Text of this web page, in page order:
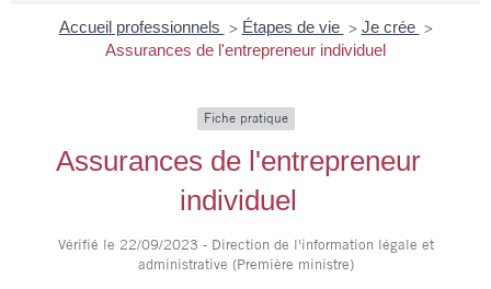
Accueil professionnels > Étapes de vie > Je crée >
Assurances de l'entrepreneur individuel
Fiche pratique
Assurances de l'entrepreneur
individuel
Vérifié le 22/09/2023 - Direction de l'information légale et
administrative (Première ministre)